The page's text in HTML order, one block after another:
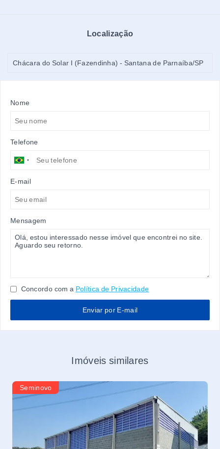
Localização
Chácara do Solar I (Fazendinha) - Santana de Parnaíba/SP
Nome
Telefone
E-mail
Mensagem
Concordo com a Política de Privacidade
Enviar por E-mail
Imóveis similares
Seminovo